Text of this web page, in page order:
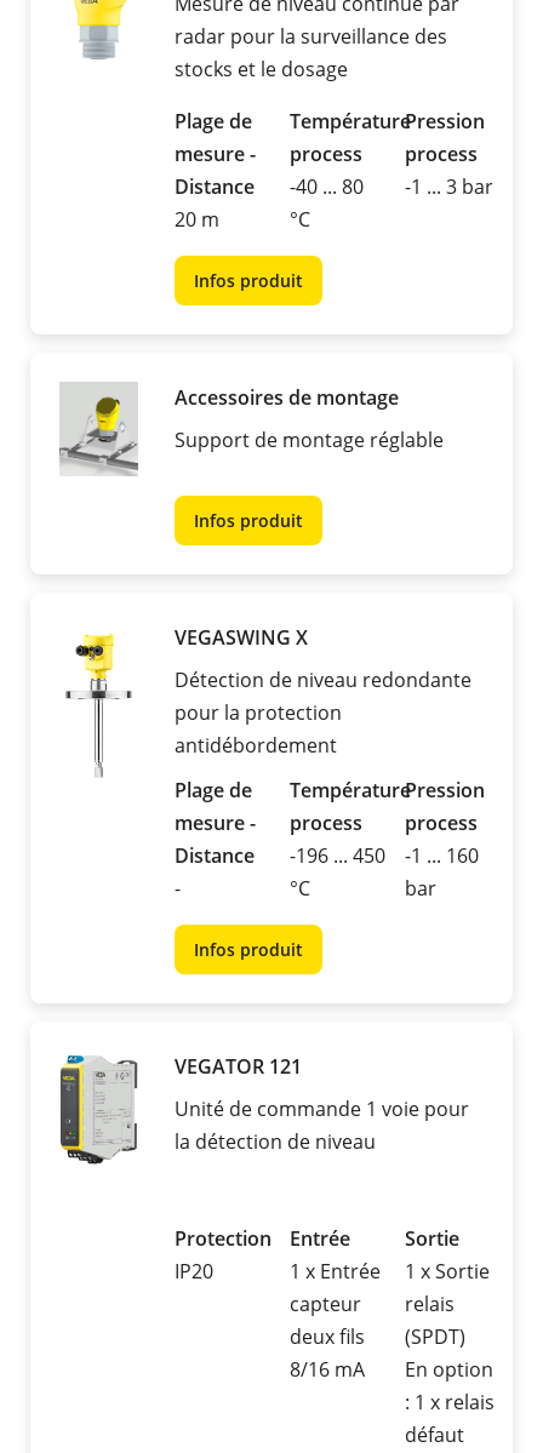
radar pour la surveillance des
stocks et le dosage
Plage de
mesure -
Distance
20 m
Température
process
-40 ... 80
°C
Pression
process
-1 ... 3 bar
Infos produit
Accessoires de montage
Support de montage réglable
Infos produit
VEGASWING X
Détection de niveau redondante
pour la protection
antidébordement
Plage de
mesure -
Distance
-
Température
process
-196 ... 450
°C
Pression
process
-1 ... 160
bar
Infos produit
VEGATOR 121
Unité de commande 1 voie pour
la détection de niveau
Protection
IP20
Entrée
1 x Entrée
capteur
deux fils
8/16 mA
Sortie
1 x Sortie
relais
(SPDT)
En option
: 1 x relais
défaut